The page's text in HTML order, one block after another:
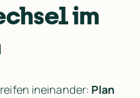
im
ineinander: Plan